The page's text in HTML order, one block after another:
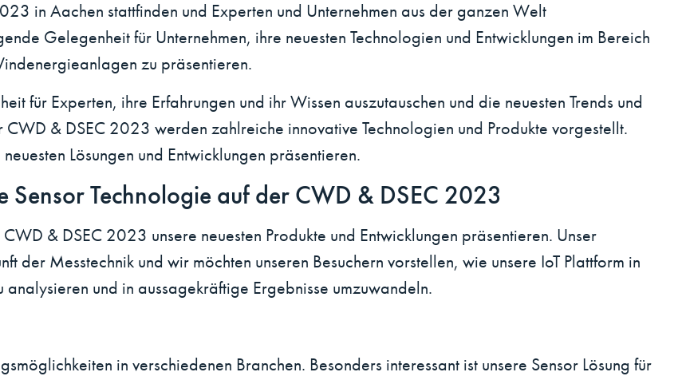
in Aachen stattfinden und Experten und Unternehmen aus der ganzen Welt
Gelegenheit für Unternehmen, ihre neuesten Technologien und Entwicklungen im Bereich
zu präsentieren.
für Experten, ihre Erfahrungen und ihr Wissen auszutauschen und die neuesten Trends und
& DSEC 2023 werden zahlreiche innovative Technologien und Produkte vorgestellt.
Lösungen und Entwicklungen präsentieren.
Sensor Technologie auf der CWD & DSEC 2023
& DSEC 2023 unsere neuesten Produkte und Entwicklungen präsentieren. Unser
der Messtechnik und wir möchten unseren Besuchern vorstellen, wie unsere IoT Plattform in
und in aussagekräftige Ergebnisse umzuwandeln.
in verschiedenen Branchen. Besonders interessant ist unsere Sensor Lösung für